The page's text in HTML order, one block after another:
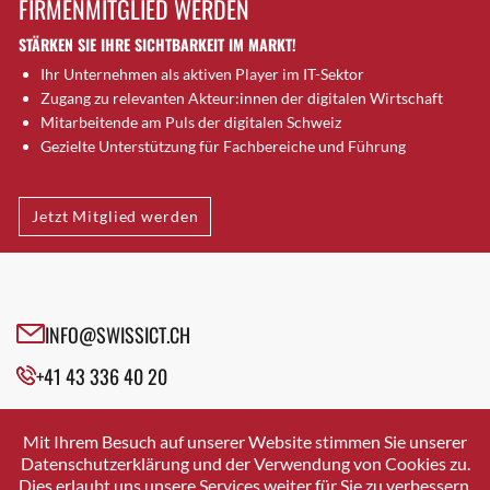
Brütten
Bubendorf
Bubikon
Buchs (SG)
Burgdorf
Bülach
Cazis
Cham
Davos Platz
Davos Platz 1
Dietikon
Dietlikon
FIRMENMITGLIED WERDEN
STÄRKEN SIE IHRE SICHTBARKEIT IM MARKT!
Ihr Unternehmen als aktiven Player im IT-Sektor
Zugang zu relevanten Akteur:innen der digitalen Wirtschaft
Mitarbeitende am Puls der digitalen Schweiz
Gezielte Unterstützung für Fachbereiche und Führung
Jetzt Mitglied werden
INFO@SWISSICT.CH
+41 43 336 40 20
SWISSICT
VULKANSTRASSE 120
8048 ZURICH
Mit Ihrem Besuch auf unserer Website stimmen Sie unserer
Datenschutzerklärung und der Verwendung von Cookies zu.
Dies erlaubt uns unsere Services weiter für Sie zu verbessern.